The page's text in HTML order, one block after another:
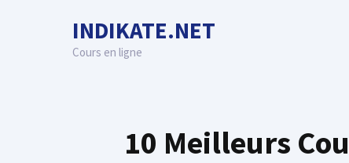
INDIKATE.NET
Cours en ligne
10 Meilleurs